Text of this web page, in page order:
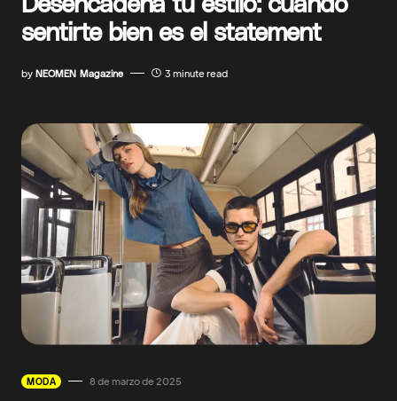
sentirte bien es el statement
by NEOMEN Magazine 3 minute read
MODA 8 de marzo de 2025